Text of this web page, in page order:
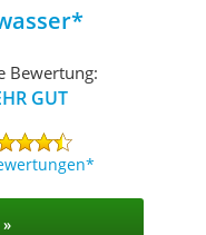
Bewertung:
GUT